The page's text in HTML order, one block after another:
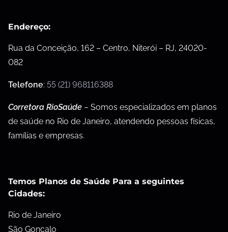
Endereço:
Rua da Conceição, 162 – Centro, Niterói – RJ, 24020-
082
Telefone: 55 (21) 968116388
Corretora RioSaúde – Somos especializados em planos
de saúde no Rio de Janeiro, atendendo pessoas físicas,
famílias e empresas.
Temos Planos de Saúde Para a seguintes
Cidades:
Rio de Janeiro
São Gonçalo